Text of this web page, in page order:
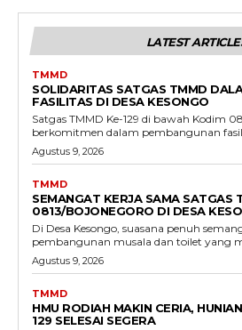
LATEST
TMMD
SOLIDARITAS SATGAS TMMD
FASILITAS DI DESA KESONGO
Satgas TMMD Ke-129 di bawah Kodim
berkomitmen dalam pembangunan
Agustus 9, 2026
TMMD
SEMANGAT KERJA SAMA SATGAS
0813/BOJONEGORO DI DESA
Di Desa Kesongo, suasana penuh
pembangunan musala dan toilet yang
Agustus 9, 2026
TMMD
HMU RODIAH MAKIN CERIA,
129 SELESAI SEGERA